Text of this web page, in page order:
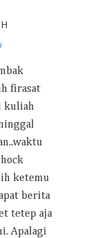
firasat
kuliah
ketemu
berita
tetep aja
Apalagi